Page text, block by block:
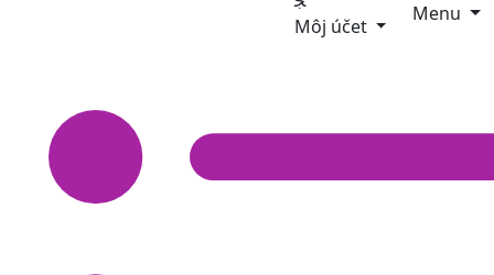
Môj účet
Menu